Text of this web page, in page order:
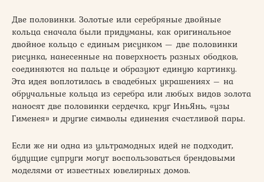
Две половинки. Золотые или серебряные двойные
кольца сначала были придуманы, как оригинальное
двойное кольцо с единым рисунком — две половинки
рисунка, нанесенные на поверхность разных ободков,
соединяются на пальце и образуют единую картинку.
Эта идея воплотилась в свадебных украшениях – на
обручальные кольца из серебра или любых видов золота
наносят две половинки сердечка, круг ИньЯнь, «узы
Гименея» и другие символы единения счастливой пары.
Если же ни одна из ультрамодных идей не подходит,
будущие супруги могут воспользоваться брендовыми
моделями от известных ювелирных домов.